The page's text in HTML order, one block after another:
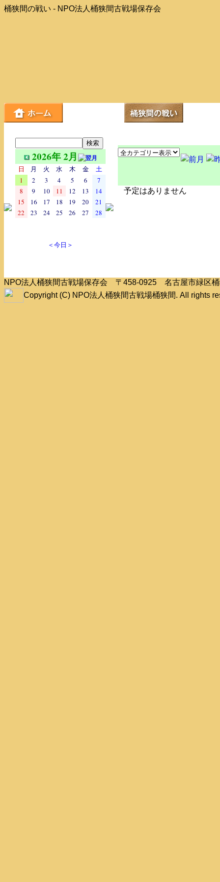
桶狭間の戦い - NPO法人桶狭間古戦場保存会
2026年 2月
日 月 火 水 木 金
土
1
2 3 4 5 6
7
8
9 10 11 12 13
14
15
16 17 18 19 20
21
22
23 24 25 26 27 28
＜今日＞
予定はありません
NPO法人桶狭間古戦場保存会 〒458-0925 名古屋市緑区
Copyright (C) NPO法人桶狭間古戦場桶狭間. All rights